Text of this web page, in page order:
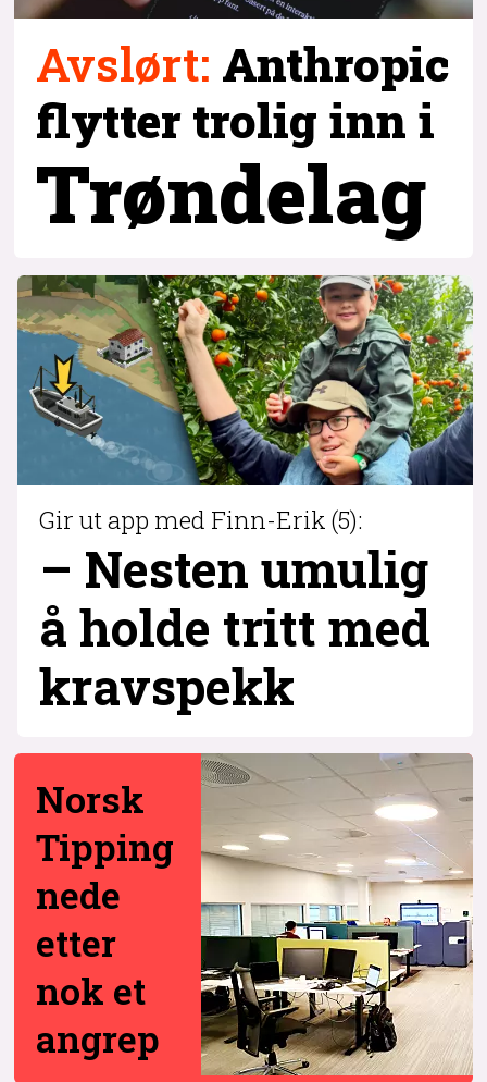
Avslørt: Anthropic
flytter trolig inn i
Trøndelag
Gir ut app med Finn-Erik (5):
– Nesten umulig
å holde tritt med
krav­spekk
Norsk
Tipping
nede
etter
nok et
angrep